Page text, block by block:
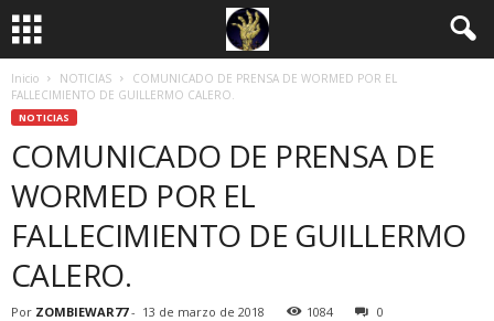
Inicio NOTICIAS
COMUNICADO DE PRENSA DE WORMED POR EL
FALLECIMIENTO DE GUILLERMO CALERO.
NOTICIAS
COMUNICADO DE PRENSA DE
WORMED POR EL
FALLECIMIENTO DE GUILLERMO
CALERO.
Por ZOMBIEWAR77- 13 de marzo de 2018 1084 0